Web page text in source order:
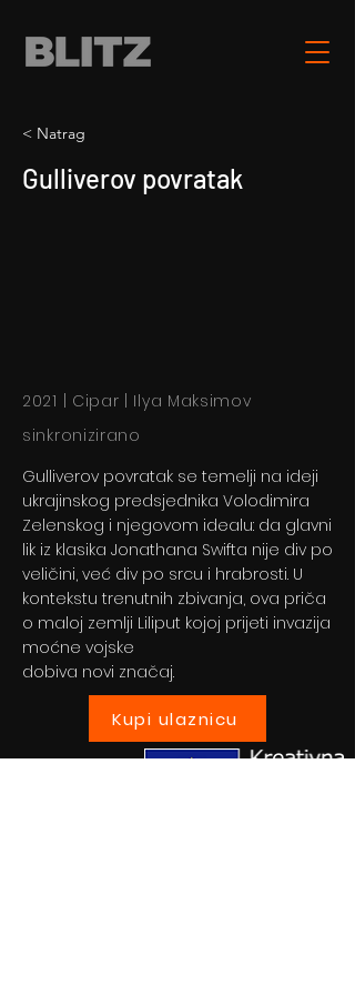
< Natrag
Gulliverov povratak
2021 | Cipar | Ilya Maksimov
sinkronizirano
Gulliverov povratak se temelji na ideji
ukrajinskog predsjednika Volodimira
Zelenskog i njegovom idealu: da glavni
lik iz klasika Jonathana Swifta nije div po
veličini, već div po srcu i hrabrosti. U
kontekstu trenutnih zbivanja, ova priča
o maloj zemlji Liliput kojoj prijeti invazija
moćne vojske
dobiva novi značaj.
Kupi ulaznicu